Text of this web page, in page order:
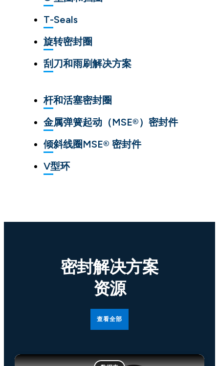
T-Seals
旋转密封圈
刮刀和雨刷解决方案
杆和活塞密封圈
金属弹簧起动（MSE®）密封件
倾斜线圈MSE® 密封件
V型环
密封解决方案
资源
查看全部